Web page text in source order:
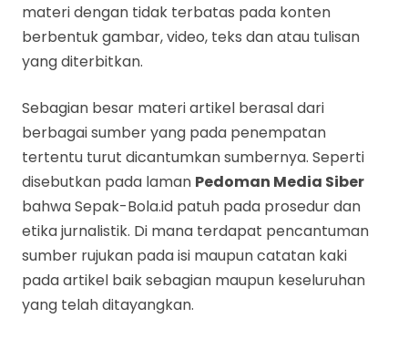
materi dengan tidak terbatas pada konten
berbentuk gambar, video, teks dan atau tulisan
yang diterbitkan.
Sebagian besar materi artikel berasal dari
berbagai sumber yang pada penempatan
tertentu turut dicantumkan sumbernya. Seperti
disebutkan pada laman Pedoman Media Siber
bahwa Sepak-Bola.id patuh pada prosedur dan
etika jurnalistik. Di mana terdapat pencantuman
sumber rujukan pada isi maupun catatan kaki
pada artikel baik sebagian maupun keseluruhan
yang telah ditayangkan.